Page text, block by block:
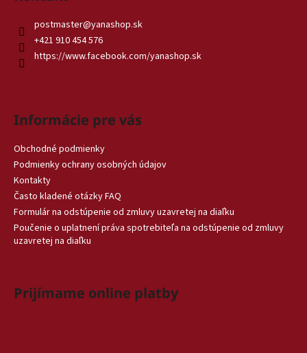
postmaster@yanashop.sk
+421 910 454 576
https://www.facebook.com/yanashop.sk
Informácie pre vás
Obchodné podmienky
Podmienky ochrany osobných údajov
Kontakty
Často kladené otázky FAQ
Formulár na odstúpenie od zmluvy uzavretej na diaľku
Poučenie o uplatnení práva spotrebiteľa na odstúpenie od zmluvy
uzavretej na diaľku
Prijímame online platby